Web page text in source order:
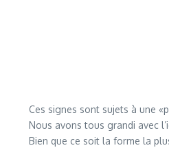
Ces signes sont sujets à une
Nous avons tous grandi avec
Bien que ce soit la forme la